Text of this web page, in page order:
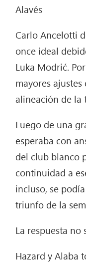
Alavés
Carlo Ancelotti
once ideal
Luka Modrić.
mayores
alineación de la
Luego de una
esperaba con
del club blanco
continuidad a
incluso, se
triunfo de la
La respuesta no
Hazard y Alaba